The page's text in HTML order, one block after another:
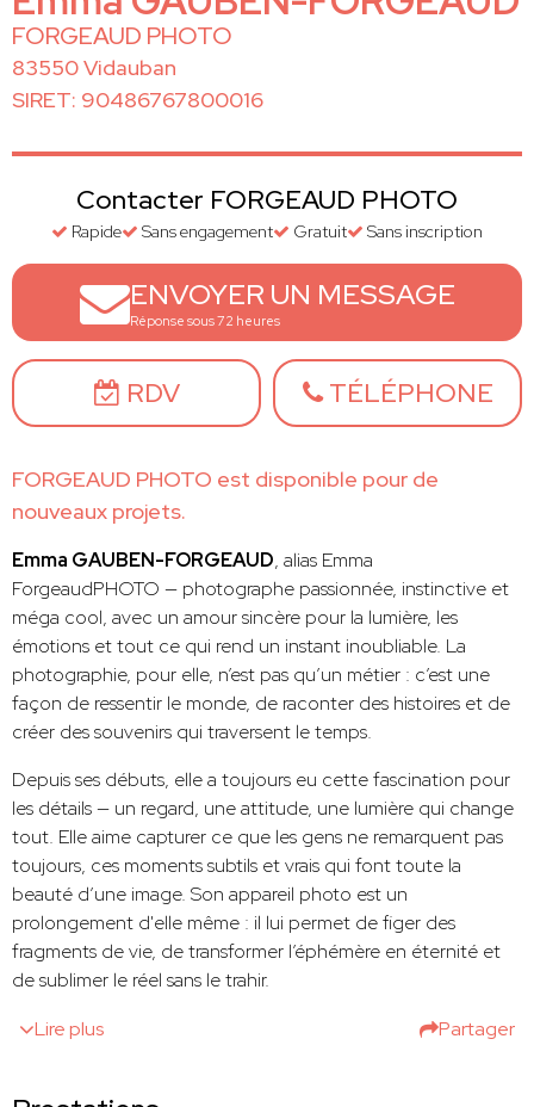
FORGEAUD PHOTO
83550 Vidauban
SIRET: 90486767800016
Contacter FORGEAUD PHOTO
Rapide Sans engagement Gratuit Sans inscription
ENVOYER UN MESSAGE
Réponse sous 72 heures
RDV TÉLÉPHONE
FORGEAUD PHOTO est disponible pour de
nouveaux projets.
Emma GAUBEN-FORGEAUD, alias Emma
ForgeaudPHOTO — photographe passionnée, instinctive et
méga cool, avec un amour sincère pour la lumière, les
émotions et tout ce qui rend un instant inoubliable. La
photographie, pour elle, n’est pas qu’un métier : c’est une
façon de ressentir le monde, de raconter des histoires et de
créer des souvenirs qui traversent le temps.
Depuis ses débuts, elle a toujours eu cette fascination pour
les détails — un regard, une attitude, une lumière qui change
tout. Elle aime capturer ce que les gens ne remarquent pas
toujours, ces moments subtils et vrais qui font toute la
beauté d’une image. Son appareil photo est un
prolongement d'elle même : il lui permet de figer des
fragments de vie, de transformer l’éphémère en éternité et
de sublimer le réel sans le trahir.
Lire plus
Partager